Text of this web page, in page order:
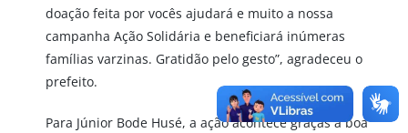
doação feita por vocês ajudará e muito a nossa
campanha Ação Solidária e beneficiará inúmeras
famílias varzinas. Gratidão pelo gesto”, agradeceu o
prefeito.
Para Júnior Bode Husé, a ação acontece graças à boa